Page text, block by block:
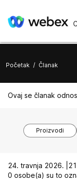
Početak / Članak
Ovaj se članak
Proizvodi
24. travnja 2026. |
0 osobe(a) su to